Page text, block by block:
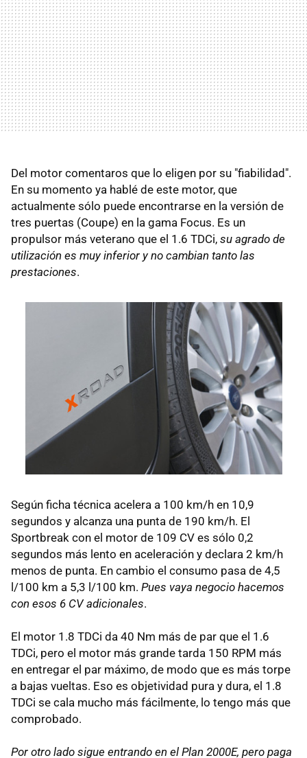
Del motor comentaros que lo eligen por su "fiabilidad".
En su momento ya hablé de este motor, que
actualmente sólo puede encontrarse en la versión de
tres puertas (Coupe) en la gama Focus. Es un
propulsor más veterano que el 1.6 TDCi, su agrado de
utilización es muy inferior y no cambian tanto las
prestaciones.
Según ficha técnica acelera a 100 km/h en 10,9
segundos y alcanza una punta de 190 km/h. El
Sportbreak con el motor de 109 CV es sólo 0,2
segundos más lento en aceleración y declara 2 km/h
menos de punta. En cambio el consumo pasa de 4,5
l/100 km a 5,3 l/100 km. Pues vaya negocio hacemos
con esos 6 CV adicionales.
El motor 1.8 TDCi da 40 Nm más de par que el 1.6
TDCi, pero el motor más grande tarda 150 RPM más
en entregar el par máximo, de modo que es más torpe
a bajas vueltas. Eso es objetividad pura y dura, el 1.8
TDCi se cala mucho más fácilmente, lo tengo más que
comprobado.
Por otro lado sigue entrando en el Plan 2000E, pero paga